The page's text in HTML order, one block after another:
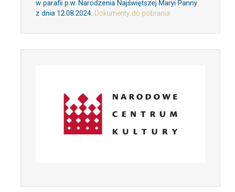
w parafii p.w. Narodzenia Najświętszej Maryi Panny
z dnia 12.08.2024: Dokumenty do pobrania